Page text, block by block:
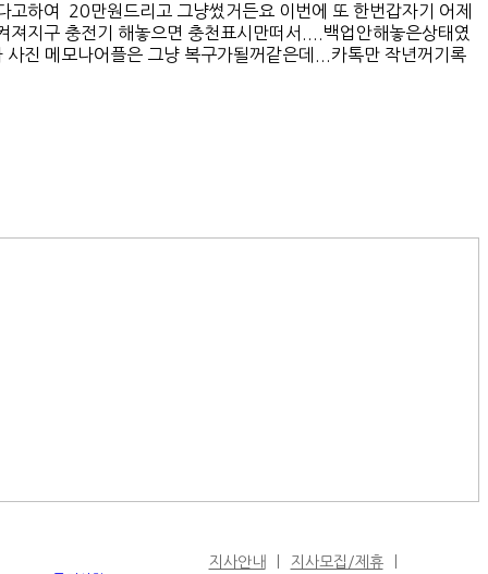
하여 20만원드리고 그냥썼거든요 이번에 또 한번갑자기 어제
지구 충전기 해놓으면 충천표시만떠서....백업안해놓은상태였
진 메모나어플은 그냥 복구가될꺼같은데...카톡만 작년꺼기록
지사안내 지사모집/제휴